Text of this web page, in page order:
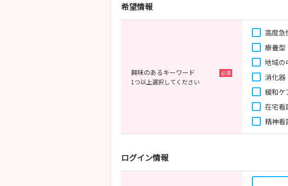
希望情報
興味のあるキーワード
1つ以上選択してください
高度急
療養型
地域の
消化器
緩和ケ
在宅看
精神看
ログイン情報